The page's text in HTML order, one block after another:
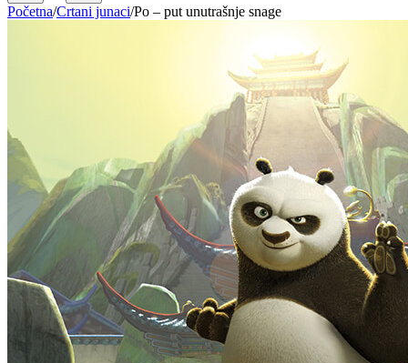
Početna/Crtani junaci/Po – put unutrašnje snage